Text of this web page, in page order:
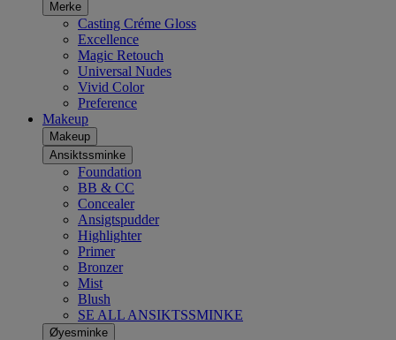
Merke
Casting Créme Gloss
Excellence
Magic Retouch
Universal Nudes
Vivid Color
Preference
Makeup
Makeup
Ansiktssminke
Foundation
BB & CC
Concealer
Ansigtspudder
Highlighter
Primer
Bronzer
Mist
Blush
SE ALL ANSIKTSSMINKE
Øyesminke